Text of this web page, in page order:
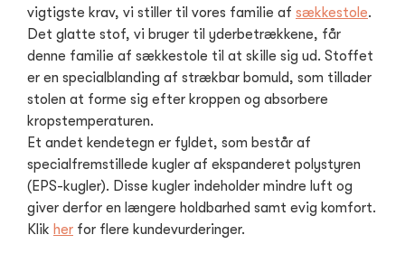
vigtigste krav, vi stiller til vores familie af sækkestole.
Det glatte stof, vi bruger til yderbetrækkene, får
denne familie af sækkestole til at skille sig ud. Stoffet
er en specialblanding af strækbar bomuld, som tillader
stolen at forme sig efter kroppen og absorbere
kropstemperaturen.
Et andet kendetegn er fyldet, som består af
specialfremstillede kugler af ekspanderet polystyren
(EPS-kugler). Disse kugler indeholder mindre luft og
giver derfor en længere holdbarhed samt evig komfort.
Klik her for flere kundevurderinger.